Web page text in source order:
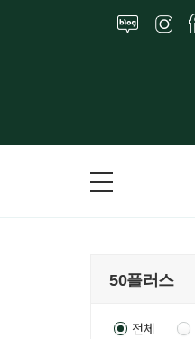
전체